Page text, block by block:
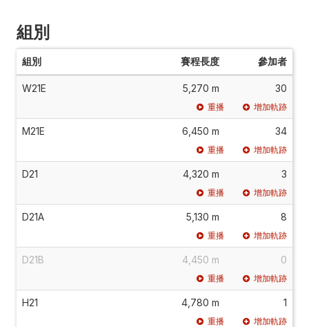
組別
組別 賽程長度 參加者
W21E 5,270 m 30
重播 增加軌跡
M21E 6,450 m 34
重播 增加軌跡
D21 4,320 m 3
重播 增加軌跡
D21A 5,130 m 8
重播 增加軌跡
D21B 4,450 m 0
重播 增加軌跡
H21 4,780 m 1
重播 增加軌跡